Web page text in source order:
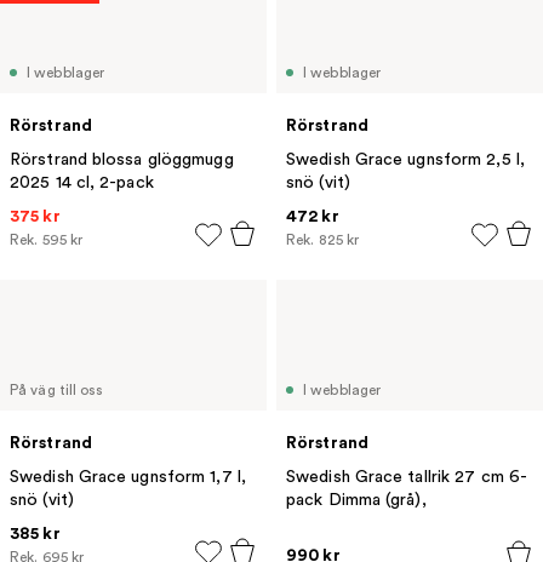
I webblager
Rörstrand
Rörstrand blossa glöggmugg
2025 14 cl, 2-pack
375 kr
Rek. 595 kr
I webblager
Rörstrand
Swedish Grace ugnsform 2,5 l,
snö (vit)
472 kr
Rek. 825 kr
På väg till oss
Rörstrand
Swedish Grace ugnsform 1,7 l,
snö (vit)
385 kr
Rek. 695 kr
I webblager
Rörstrand
Swedish Grace tallrik 27 cm 6-
pack Dimma (grå),
990 kr